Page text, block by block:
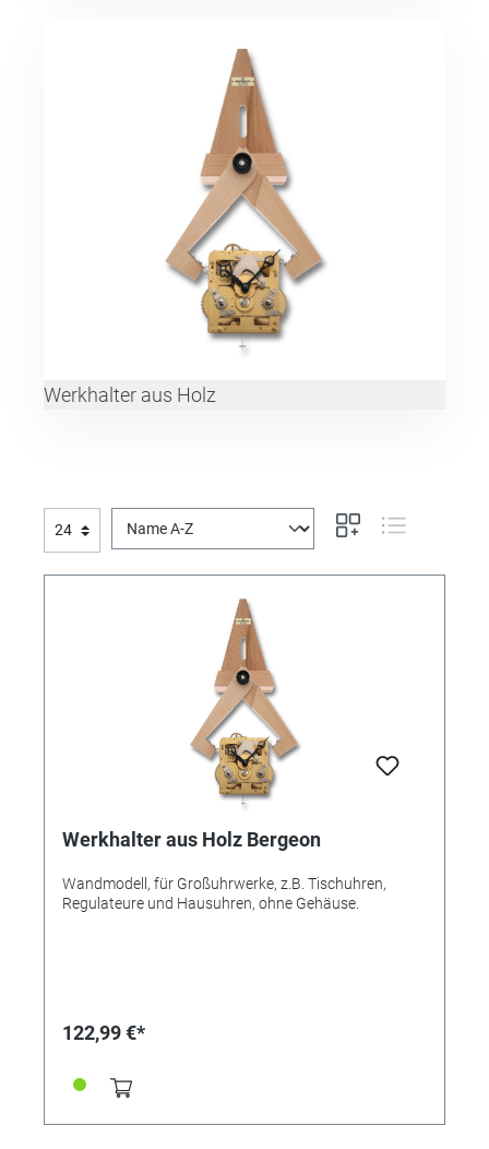
Werkhalter aus Holz
Werkhalter aus Holz Bergeon
Wandmodell, für Großuhrwerke, z.B. Tischuhren,
Regulateure und Hausuhren, ohne Gehäuse.
122,99 €*